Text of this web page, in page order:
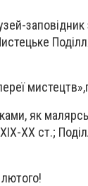
як
ХХ ст.;